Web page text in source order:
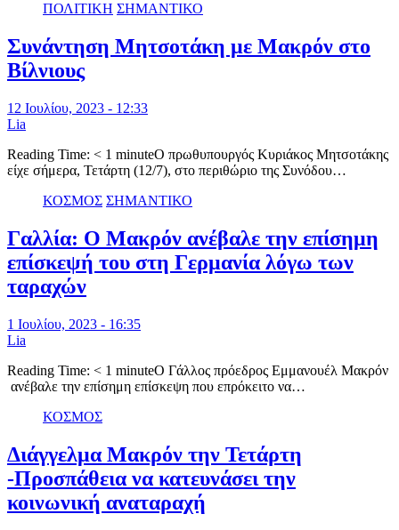
ΠΟΛΙΤΙΚΗ ΣΗΜΑΝΤΙΚΟ
Συνάντηση Μητσοτάκη με Μακρόν στο
Βίλνιους
12 Ιουλίου, 2023 - 12:33
Lia
Reading Time: < 1 minuteΟ πρωθυπουργός Κυριάκος Μητσοτάκης
είχε σήμερα, Τετάρτη (12/7), στο περιθώριο της Συνόδου…
ΚΟΣΜΟΣ ΣΗΜΑΝΤΙΚΟ
Γαλλία: Ο Μακρόν ανέβαλε την επίσημη
επίσκεψή του στη Γερμανία λόγω των
ταραχών
1 Ιουλίου, 2023 - 16:35
Lia
Reading Time: < 1 minuteΟ Γάλλος πρόεδρος Eμμανουέλ Μακρόν
ανέβαλε την επίσημη επίσκεψη που επρόκειτο να…
ΚΟΣΜΟΣ
Διάγγελμα Mακρόν την Τετάρτη
-Προσπάθεια να κατευνάσει την
κοινωνική αναταραχή